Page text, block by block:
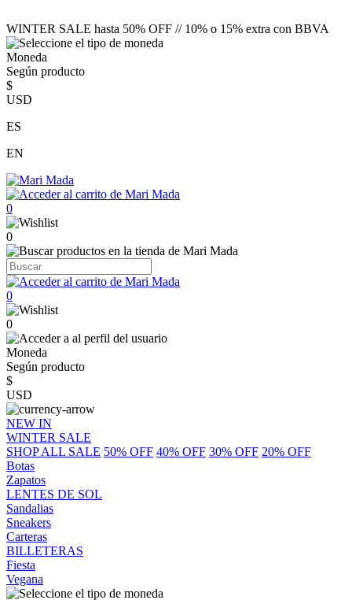
WINTER SALE hasta 50% OFF // 10% o 15% extra con BBVA
Moneda
Según producto
$
USD
ES
EN
0
0
0
0
Moneda
Según producto
$
USD
NEW IN
WINTER SALE
SHOP ALL SALE 50% OFF 40% OFF 30% OFF 20% OFF
Botas
Zapatos
LENTES DE SOL
Sandalias
Sneakers
Carteras
BILLETERAS
Fiesta
Vegana